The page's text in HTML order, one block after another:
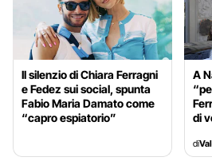
Il silenzio di Chiara Ferragni
e Fedez sui social, spunta
Fabio Maria Damato come
“capro espiatorio”
A
di
di